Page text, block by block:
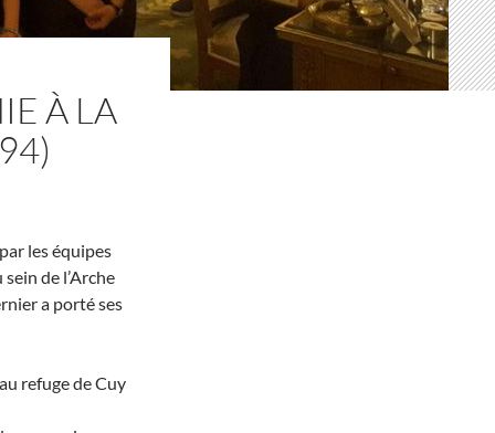
À LA
les équipes
de l’Arche
a porté ses
refuge de Cuy